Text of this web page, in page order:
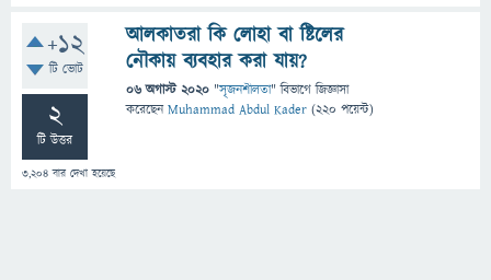
+12
টি ভোট
2
টি উত্তর
3,204 বার দেখা হয়েছে
আলকাতরা কি লোহা বা ষ্টিলের
নৌকায় ব্যবহার করা যায়?
06 অগাস্ট 2020 "সৃজনশীলতা" বিভাগে জিজ্ঞাসা
করেছেনMuhammad Abdul Kader (220 পয়েন্ট)